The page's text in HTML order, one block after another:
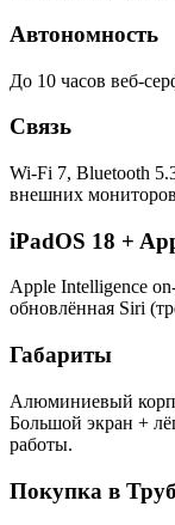
Автономность
До 10 часов веб-
Связь
Wi-Fi 7, Bluetooth
внешних
iPadOS 18 +
Apple Intelligence
обновлённая Siri
Габариты
Алюминиевый
Большой экран +
работы.
Покупка в